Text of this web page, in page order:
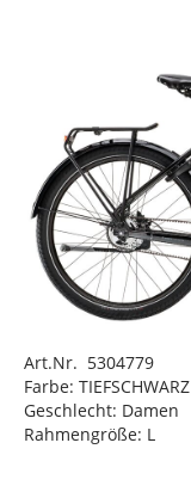
Art.Nr. 5304779
Farbe: TIEFSCHWARZ
Geschlecht: Damen
Rahmengröße: L